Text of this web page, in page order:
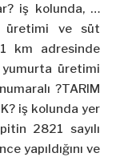
iş kolunda, …
üretimi ve süt
km adresinde
yumurta üretimi
?TARIM
iş kolunda yer
2821 sayılı
yapıldığını ve